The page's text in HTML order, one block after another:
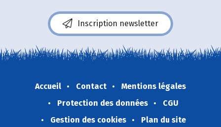
Inscription newsletter
Accueil Contact
Mentions légales
Protection des données
CGU
Gestion des cookies
Plan du site